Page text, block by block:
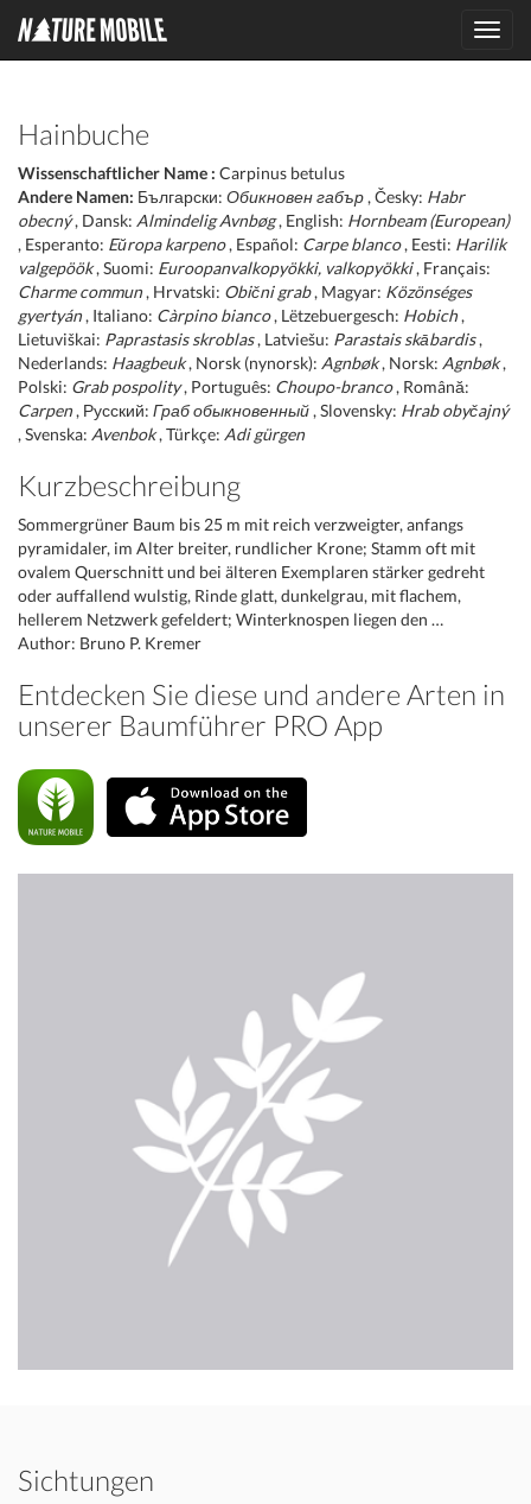
Hainbuche
Wissenschaftlicher Name : Carpinus betulus
Andere Namen: Български: Обикновен габър , Česky: Habr
obecný, Dansk: Almindelig Avnbøg, English: Hornbeam (European)
, Esperanto: Eŭropa karpeno, Español: Carpe blanco, Eesti: Harilik
valgepöök, Suomi: Euroopanvalkopyökki, valkopyökki, Français:
Charme commun, Hrvatski: Obični grab, Magyar: Közönséges
gyertyán, Italiano: Càrpino bianco, Lëtzebuergesch: Hobich,
Lietuviškai: Paprastasis skroblas, Latviešu: Parastais skābardis,
Nederlands: Haagbeuk, Norsk (nynorsk): Agnbøk, Norsk: Agnbøk,
Polski: Grab pospolity, Português: Choupo-branco, Română:
Carpen, Русский: Граб обыкновенный , Slovensky: Hrab obyčajný
, Svenska: Avenbok, Türkçe: Adi gürgen
Kurzbeschreibung
Sommergrüner Baum bis 25 m mit reich verzweigter, anfangs
pyramidaler, im Alter breiter, rundlicher Krone; Stamm oft mit
ovalem Querschnitt und bei älteren Exemplaren stärker gedreht
oder auffallend wulstig, Rinde glatt, dunkelgrau, mit flachem,
hellerem Netzwerk gefeldert; Winterknospen liegen den …
Author: Bruno P. Kremer
Entdecken Sie diese und andere Arten in
unserer Baumführer PRO App
Sichtungen